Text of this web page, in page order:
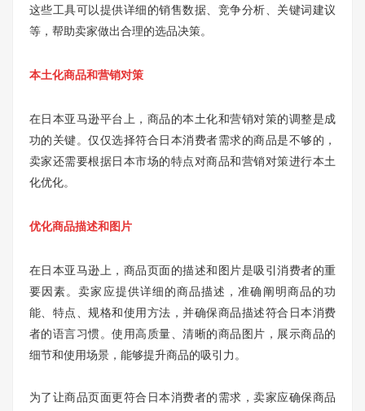
这些工具可以提供详细的销售数据、竞争分析、关键词建议
等，帮助卖家做出合理的选品决策。
本土化商品和营销对策
在日本亚马逊平台上，商品的本土化和营销对策的调整是成
功的关键。仅仅选择符合日本消费者需求的商品是不够的，
卖家还需要根据日本市场的特点对商品和营销对策进行本土
化优化。
优化商品描述和图片
在日本亚马逊上，商品页面的描述和图片是吸引消费者的重
要因素。卖家应提供详细的商品描述，准确阐明商品的功
能、特点、规格和使用方法，并确保商品描述符合日本消费
者的语言习惯。使用高质量、清晰的商品图片，展示商品的
细节和使用场景，能够提升商品的吸引力。
为了让商品页面更符合日本消费者的需求，卖家应确保商品